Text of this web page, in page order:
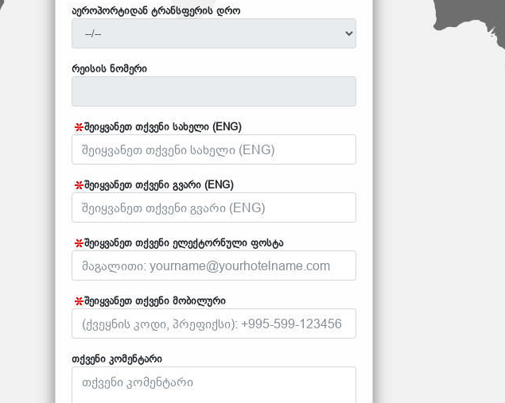
აეროპორტიდან ტრანსფერის დრო
რეისის ნომერი
შეიყვანეთ თქვენი სახელი (ENG)
შეიყვანეთ თქვენი გვარი (ENG)
შეიყვანეთ თქვენი ელექტორნული ფოსტა
შეიყვანეთ თქვენი მობილური
თქვენი კომენტარი